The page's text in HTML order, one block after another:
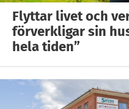
Flyttar livet och
förverkligar sin
hela tiden”